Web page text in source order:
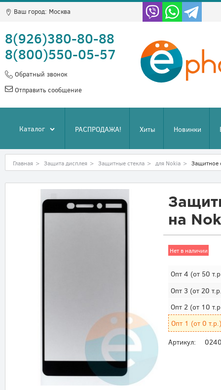
Ваш город: Москва
8(926)380-80-88
8(800)550-05-57
Обратный звонок
Отправить сообщение
Каталог РАСПРОДАЖА! Хиты Новинки
Главная > Защита дисплея > Защитные стекла > для Nokia > Защитное
на
Нет в наличии
Опт 4 (от 50
Опт 3 (от 20
Опт 2(от 10
Опт 1 (от 0 т.р.)
Артикул: